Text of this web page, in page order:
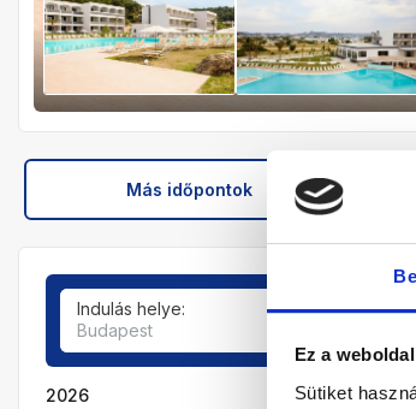
Ez a
Sütiket
Más időpontok
Indulás helye:
Budapest
2026